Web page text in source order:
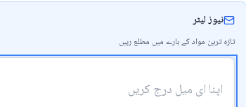
پریوں کی دیو مالائی کہانیوں تک، سب سوتے
میں کہانی سناتیں تو کہتی، دیو کو بشر کے
، آدم بَو“!
نیوز لیٹر
تازہ ترین مواد کے بارے میں مطلع رہیں